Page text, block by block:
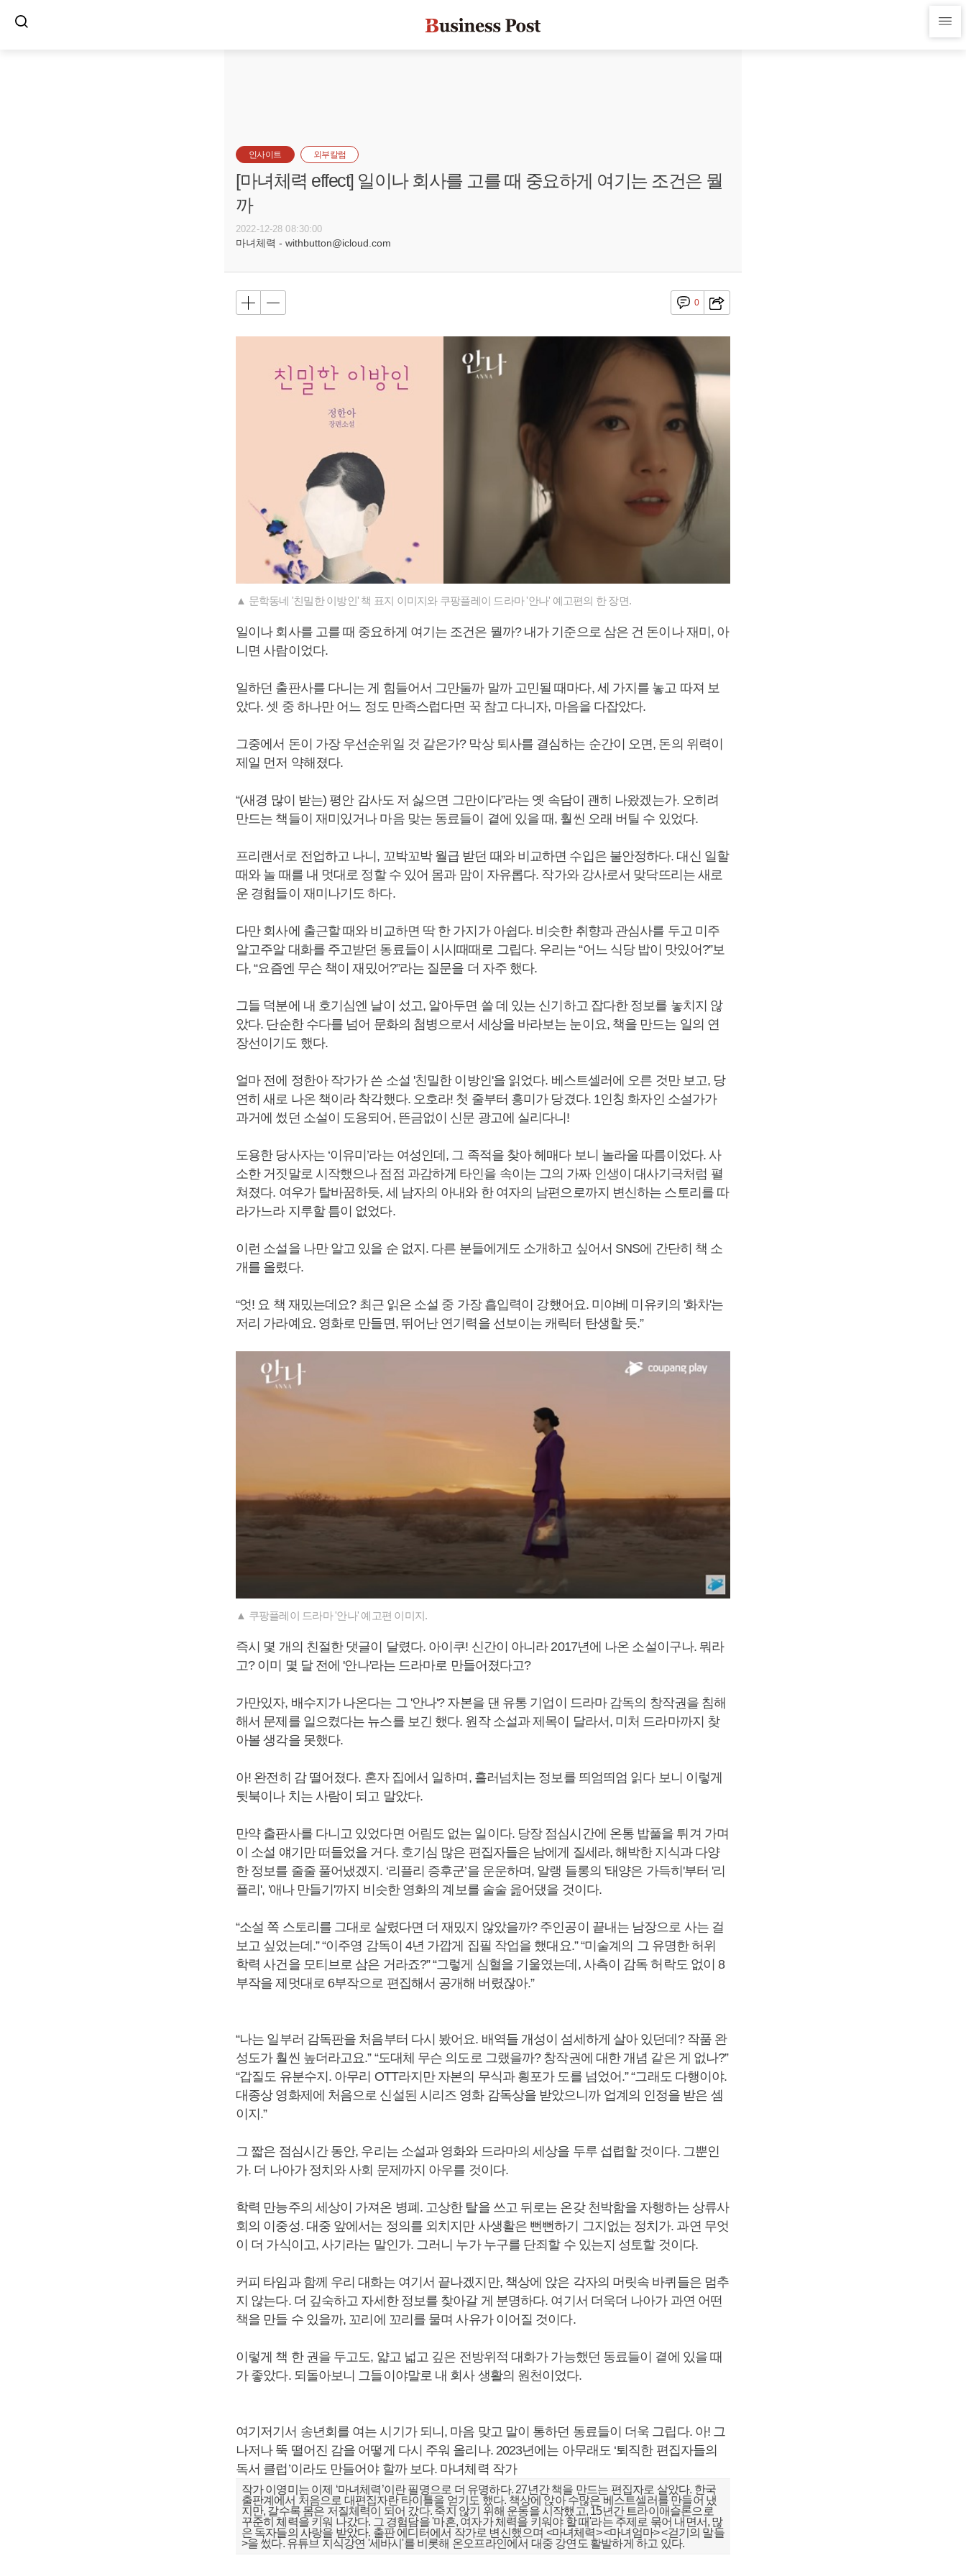
인사이트 외부칼럼
[마녀체력 effect] 일이나 회사를 고를 때 중요하게 여기는 조건은 뭘
까
2022-12-28 08:30:00
마녀체력 - withbutton@icloud.com
0
▲ 문학동네 '친밀한 이방인' 책 표지 이미지와 쿠팡플레이 드라마 '안나' 예고편의 한 장면.
일이나 회사를 고를 때 중요하게 여기는 조건은 뭘까? 내가 기준으로 삼은 건 돈이나 재미, 아
니면 사람이었다.
일하던 출판사를 다니는 게 힘들어서 그만둘까 말까 고민될 때마다, 세 가지를 놓고 따져 보
았다. 셋 중 하나만 어느 정도 만족스럽다면 꾹 참고 다니자, 마음을 다잡았다.
그중에서 돈이 가장 우선순위일 것 같은가? 막상 퇴사를 결심하는 순간이 오면, 돈의 위력이
제일 먼저 약해졌다.
“(새경 많이 받는) 평안 감사도 저 싫으면 그만이다”라는 옛 속담이 괜히 나왔겠는가. 오히려
만드는 책들이 재미있거나 마음 맞는 동료들이 곁에 있을 때, 훨씬 오래 버틸 수 있었다.
프리랜서로 전업하고 나니, 꼬박꼬박 월급 받던 때와 비교하면 수입은 불안정하다. 대신 일할
때와 놀 때를 내 멋대로 정할 수 있어 몸과 맘이 자유롭다. 작가와 강사로서 맞닥뜨리는 새로
운 경험들이 재미나기도 하다.
다만 회사에 출근할 때와 비교하면 딱 한 가지가 아쉽다. 비슷한 취향과 관심사를 두고 미주
알고주알 대화를 주고받던 동료들이 시시때때로 그립다. 우리는 “어느 식당 밥이 맛있어?”보
다, “요즘엔 무슨 책이 재밌어?”라는 질문을 더 자주 했다.
그들 덕분에 내 호기심엔 날이 섰고, 알아두면 쓸 데 있는 신기하고 잡다한 정보를 놓치지 않
았다. 단순한 수다를 넘어 문화의 첨병으로서 세상을 바라보는 눈이요, 책을 만드는 일의 연
장선이기도 했다.
얼마 전에 정한아 작가가 쓴 소설 '친밀한 이방인'을 읽었다. 베스트셀러에 오른 것만 보고, 당
연히 새로 나온 책이라 착각했다. 오호라! 첫 줄부터 흥미가 당겼다. 1인칭 화자인 소설가가
과거에 썼던 소설이 도용되어, 뜬금없이 신문 광고에 실리다니!
도용한 당사자는 ‘이유미’라는 여성인데, 그 족적을 찾아 헤매다 보니 놀라울 따름이었다. 사
소한 거짓말로 시작했으나 점점 과감하게 타인을 속이는 그의 가짜 인생이 대사기극처럼 펼
쳐졌다. 여우가 탈바꿈하듯, 세 남자의 아내와 한 여자의 남편으로까지 변신하는 스토리를 따
라가느라 지루할 틈이 없었다.
이런 소설을 나만 알고 있을 순 없지. 다른 분들에게도 소개하고 싶어서 SNS에 간단히 책 소
개를 올렸다.
“엇! 요 책 재밌는데요? 최근 읽은 소설 중 가장 흡입력이 강했어요. 미야베 미유키의 '화차'는
저리 가라예요. 영화로 만들면, 뛰어난 연기력을 선보이는 캐릭터 탄생할 듯.”
▲ 쿠팡플레이 드라마 '안나' 예고편 이미지.
즉시 몇 개의 친절한 댓글이 달렸다. 아이쿠! 신간이 아니라 2017년에 나온 소설이구나. 뭐라
고? 이미 몇 달 전에 '안나'라는 드라마로 만들어졌다고?
가만있자, 배수지가 나온다는 그 '안나'? 자본을 댄 유통 기업이 드라마 감독의 창작권을 침해
해서 문제를 일으켰다는 뉴스를 보긴 했다. 원작 소설과 제목이 달라서, 미처 드라마까지 찾
아볼 생각을 못했다.
아! 완전히 감 떨어졌다. 혼자 집에서 일하며, 흘러넘치는 정보를 띄엄띄엄 읽다 보니 이렇게
뒷북이나 치는 사람이 되고 말았다.
만약 출판사를 다니고 있었다면 어림도 없는 일이다. 당장 점심시간에 온통 밥풀을 튀겨 가며
이 소설 얘기만 떠들었을 거다. 호기심 많은 편집자들은 남에게 질세라, 해박한 지식과 다양
한 정보를 줄줄 풀어냈겠지. ‘리플리 증후군’을 운운하며, 알랭 들롱의 '태양은 가득히'부터 '리
플리', '애나 만들기'까지 비슷한 영화의 계보를 술술 읊어댔을 것이다.
“소설 쪽 스토리를 그대로 살렸다면 더 재밌지 않았을까? 주인공이 끝내는 남장으로 사는 걸
보고 싶었는데.” “이주영 감독이 4년 가깝게 집필 작업을 했대요.” “미술계의 그 유명한 허위
학력 사건을 모티브로 삼은 거라죠?” “그렇게 심혈을 기울였는데, 사측이 감독 허락도 없이 8
부작을 제멋대로 6부작으로 편집해서 공개해 버렸잖아.”
“나는 일부러 감독판을 처음부터 다시 봤어요. 배역들 개성이 섬세하게 살아 있던데? 작품 완
성도가 훨씬 높더라고요.” “도대체 무슨 의도로 그랬을까? 창작권에 대한 개념 같은 게 없나?”
“갑질도 유분수지. 아무리 OTT라지만 자본의 무식과 횡포가 도를 넘었어.” “그래도 다행이야.
대종상 영화제에 처음으로 신설된 시리즈 영화 감독상을 받았으니까 업계의 인정을 받은 셈
이지.”
그 짧은 점심시간 동안, 우리는 소설과 영화와 드라마의 세상을 두루 섭렵할 것이다. 그뿐인
가. 더 나아가 정치와 사회 문제까지 아우를 것이다.
학력 만능주의 세상이 가져온 병폐. 고상한 탈을 쓰고 뒤로는 온갖 천박함을 자행하는 상류사
회의 이중성. 대중 앞에서는 정의를 외치지만 사생활은 뻔뻔하기 그지없는 정치가. 과연 무엇
이 더 가식이고, 사기라는 말인가. 그러니 누가 누구를 단죄할 수 있는지 성토할 것이다.
커피 타임과 함께 우리 대화는 여기서 끝나겠지만, 책상에 앉은 각자의 머릿속 바퀴들은 멈추
지 않는다. 더 깊숙하고 자세한 정보를 찾아갈 게 분명하다. 여기서 더욱더 나아가 과연 어떤
책을 만들 수 있을까, 꼬리에 꼬리를 물며 사유가 이어질 것이다.
이렇게 책 한 권을 두고도, 얇고 넓고 깊은 전방위적 대화가 가능했던 동료들이 곁에 있을 때
가 좋았다. 되돌아보니 그들이야말로 내 회사 생활의 원천이었다.
여기저기서 송년회를 여는 시기가 되니, 마음 맞고 말이 통하던 동료들이 더욱 그립다. 아! 그
나저나 뚝 떨어진 감을 어떻게 다시 주워 올리나. 2023년에는 아무래도 ‘퇴직한 편집자들의
독서 클럽’이라도 만들어야 할까 보다. 마녀체력 작가
작가 이영미는 이제 ‘마녀체력’이란 필명으로 더 유명하다. 27년간 책을 만드는 편집자로 살았다. 한국
출판계에서 처음으로 대편집자란 타이틀을 얻기도 했다. 책상에 앉아 수많은 베스트셀러를 만들어 냈
지만, 갈수록 몸은 저질체력이 되어 갔다. 죽지 않기 위해 운동을 시작했고, 15년간 트라이애슬론으로
꾸준히 체력을 키워 나갔다. 그 경험담을 '마흔, 여자가 체력을 키워야 할 때'라는 주제로 묶어 내면서, 많
은 독자들의 사랑을 받았다. 출판 에디터에서 작가로 변신했으며 <마녀체력> <마녀엄마> <걷기의 말들
>을 썼다. 유튜브 지식강연 '세바시'를 비롯해 온오프라인에서 대중 강연도 활발하게 하고 있다.